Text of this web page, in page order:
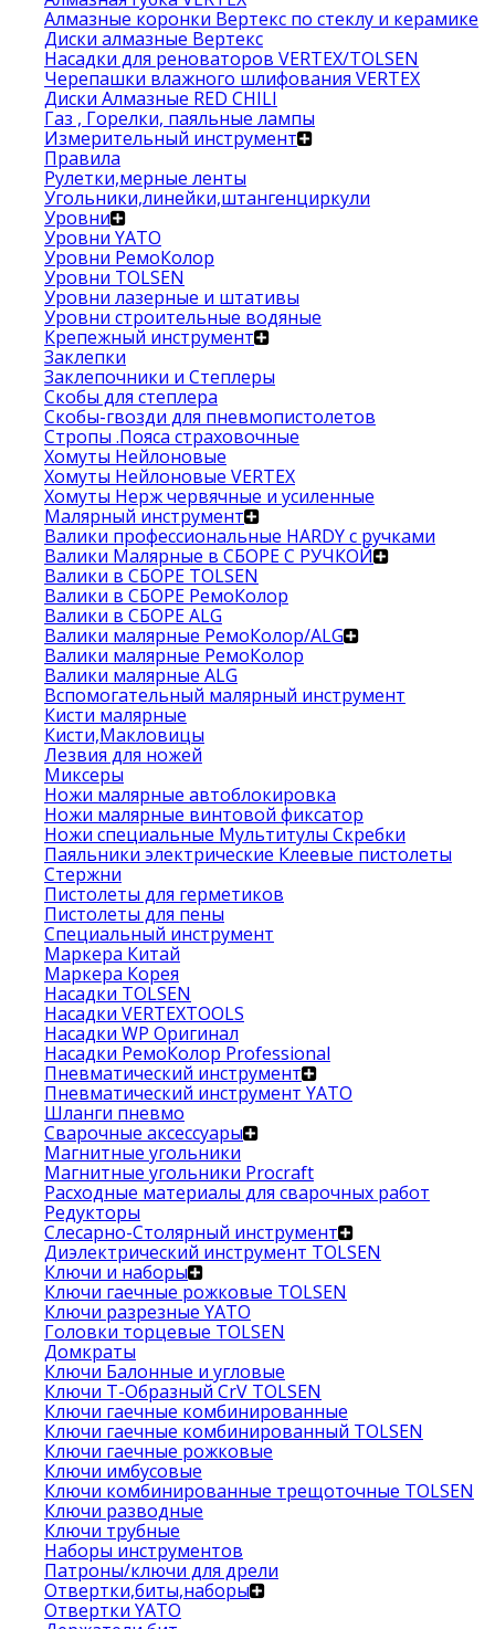
Алмазные коронки Вертекс по стеклу и керамике
Диски алмазные Вертекс
Насадки для реноваторов VERTEX/TOLSEN
Черепашки влажного шлифования VERTEX
Диски Алмазные RED CHILI
Газ , Горелки, паяльные лампы
Измерительный инструмент
Правила
Рулетки,мерные ленты
Угольники,линейки,штангенциркули
Уровни
Уровни YATO
Уровни РемоКолор
Уровни TOLSEN
Уровни лазерные и штативы
Уровни строительные водяные
Крепежный инструмент
Заклепки
Заклепочники и Степлеры
Скобы для степлера
Скобы-гвозди для пневмопистолетов
Стропы .Пояса страховочные
Хомуты Нейлоновые
Хомуты Нейлоновые VERTEX
Хомуты Нерж червячные и усиленные
Малярный инструмент
Валики профессиональные HARDY с ручками
Валики Малярные в СБОРЕ С РУЧКОЙ
Валики в СБОРЕ TOLSEN
Валики в СБОРЕ РемоКолор
Валики в СБОРЕ ALG
Валики малярные РемоКолор/ALG
Валики малярные РемоКолор
Валики малярные ALG
Вспомогательный малярный инструмент
Кисти малярные
Кисти,Макловицы
Лезвия для ножей
Миксеры
Ножи малярные автоблокировка
Ножи малярные винтовой фиксатор
Ножи специальные Мультитулы Скребки
Паяльники электрические Клеевые пистолеты
Стержни
Пистолеты для герметиков
Пистолеты для пены
Специальный инструмент
Маркера Китай
Маркера Корея
Насадки TOLSEN
Насадки VERTEXTOOLS
Насадки WP Оригинал
Насадки РемоКолор Professional
Пневматический инструмент
Пневматический инструмент YATO
Шланги пневмо
Сварочные аксессуары
Магнитные угольники
Магнитные угольники Procraft
Расходные материалы для сварочных работ
Редукторы
Слесарно-Столярный инструмент
Диэлектрический инструмент TOLSEN
Ключи и наборы
Ключи гаечные рожковые TOLSEN
Ключи разрезные YATO
Головки торцевые TOLSEN
Домкраты
Ключи Балонные и угловые
Ключи Т-Образный CrV TOLSEN
Ключи гаечные комбинированные
Ключи гаечные комбинированный TOLSEN
Ключи гаечные рожковые
Ключи имбусовые
Ключи комбинированные трещоточные TOLSEN
Ключи разводные
Ключи трубные
Наборы инструментов
Патроны/ключи для дрели
Отвертки,биты,наборы
Отвертки YATO